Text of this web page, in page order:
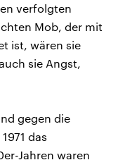
verfolgten
Mob, der mit
ist, wären sie
sie Angst,
gegen die
das
Jahren waren